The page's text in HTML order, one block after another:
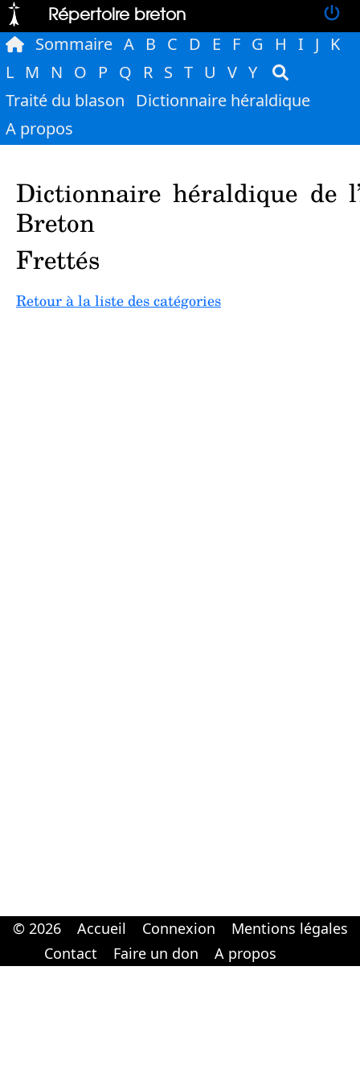
Répertoire breton
Sommaire A B C D E F G H I J
K
L M N O P Q R S T U V Y
Traité du blason
Dictionnaire héraldique
A propos
Dictionnaire héraldique de
Breton
Frettés
Retour à la liste des catégories
© 2026 Accueil Connexion
Mentions légales
Contact
Faire un don A propos